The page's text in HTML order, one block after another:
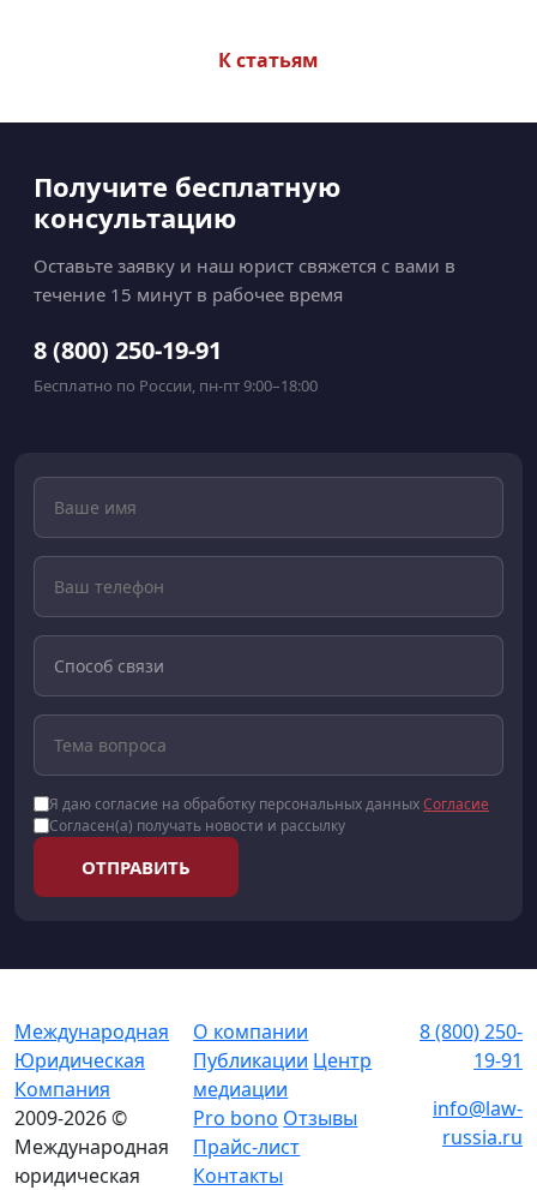
К статьям
Получите бесплатную
консультацию
Оставьте заявку и наш юрист свяжется с вами в
течение 15 минут в рабочее время
8 (800) 250-19-91
Бесплатно по России, пн-пт 9:00–18:00
Я даю согласие на обработку персональных данныхСогласие
Согласен(а) получать новости и рассылку
ОТПРАВИТЬ
Международная
Юридическая
Компания
2009-2026 ©
Международная
юридическая
О компании
Публикации Центр
медиации
Pro bono Отзывы
Прайс-лист
Контакты
8 (800) 250-
19-91
info@law-
russia.ru